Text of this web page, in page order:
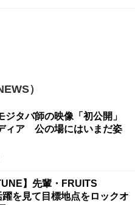
）
ジタバ師の映像「初公開」
ィア 公の場にはいまだ姿
】先輩・FRUITS
を見て目標地点をロックオ